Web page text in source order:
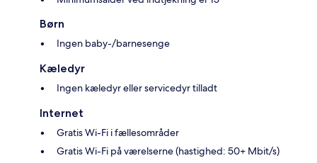
Børn
Ingen baby-/barnesenge
Kæledyr
Ingen kæledyr eller servicedyr tilladt
Internet
Gratis Wi-Fi i fællesområder
Gratis Wi-Fi på værelserne (hastighed: 50+ Mbit/s)